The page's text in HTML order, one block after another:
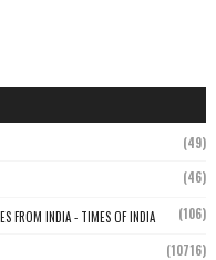
(49)
(46)
FROM INDIA - TIMES OF INDIA (106)
(10716)